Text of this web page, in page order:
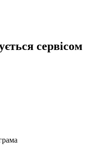
сервісом